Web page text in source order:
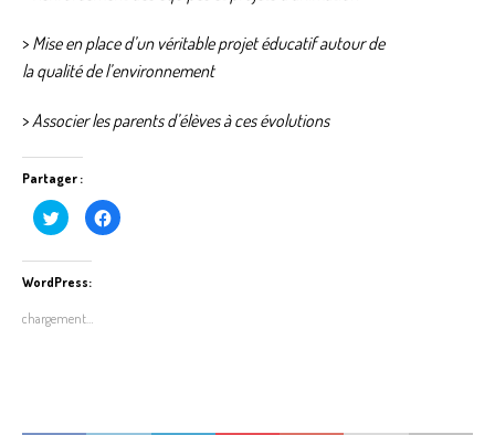
> Mise en place d’un véritable projet éducatif autour de
la qualité de l’environnement
>Associer les parents d’élèves à ces évolutions
Partager :
C
l
u
e
z
o
C
l
WordPress:
chargement…